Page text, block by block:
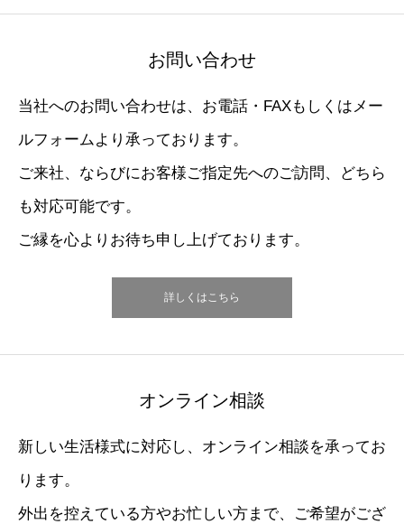
お問い合わせ
当社へのお問い合わせは、お電話・FAXもしくはメー
ルフォームより承っております。
ご来社、ならびにお客様ご指定先へのご訪問、どちら
も対応可能です。
ご縁を心よりお待ち申し上げております。
詳しくはこちら
オンライン相談
新しい生活様式に対応し、オンライン相談を承ってお
ります。
外出を控えている方やお忙しい方まで、ご希望がござ